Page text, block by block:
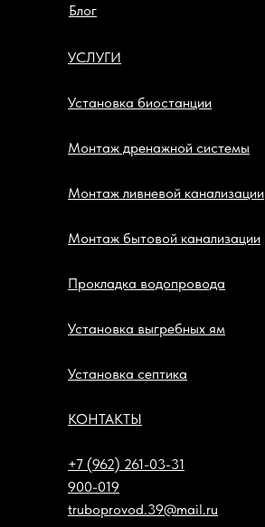
Блог
УСЛУГИ
Установка биостанции
Монтаж дренажной системы
Монтаж ливневой канализации
Монтаж бытовой канализации
Прокладка водопровода
Установка выгребных ям
Установка септика
КОНТАКТЫ
+7 (962) 261-03-31
900-019
truboprovod.39@mail.ru